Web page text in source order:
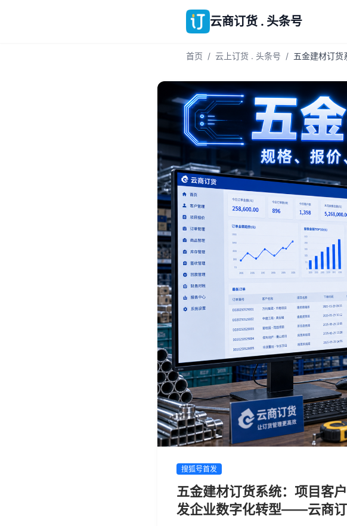
云商订货 . 头条号
首页 / 云上订货 . 头条号 / 五金建材订
搜狐号首发
五金建材订货系统：项目客
发企业数字化转型——云商